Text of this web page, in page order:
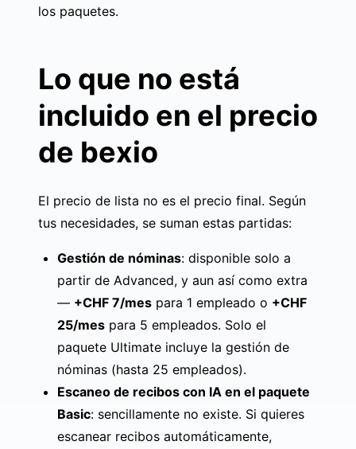
los paquetes.
Lo que no está
incluido en el precio
de bexio
El precio de lista no es el precio final. Según
tus necesidades, se suman estas partidas:
Gestión de nóminas: disponible solo a
partir de Advanced, y aun así como extra
— +CHF 7/mes para 1 empleado o +CHF
25/mes para 5 empleados. Solo el
paquete Ultimate incluye la gestión de
nóminas (hasta 25 empleados).
Escaneo de recibos con IA en el paquete
Basic: sencillamente no existe. Si quieres
escanear recibos automáticamente,